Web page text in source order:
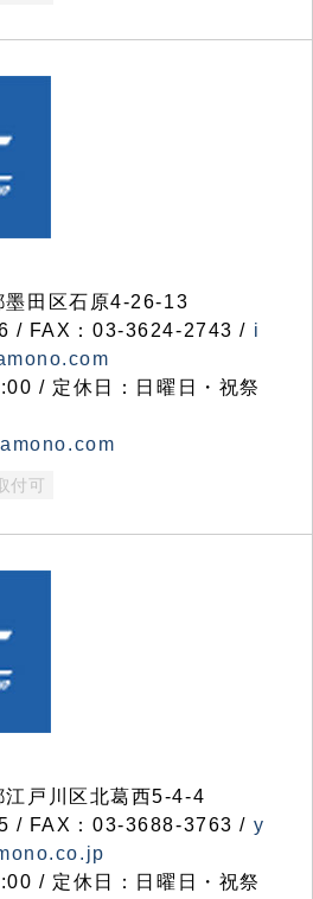
田区石原4-26-13
/ FAX：03-3624-2743 / i
/ 定休日：日曜日・祝祭
付可
戸川区北葛西5-4-4
/ FAX：03-3688-3763 / y
/ 定休日：日曜日・祝祭